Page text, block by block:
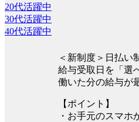
20代活躍中
30代活躍中
40代活躍中
＜新制度＞日払い
給与受取日を「選
働いた分の給与が
【ポイント】
・お手元のスマホ